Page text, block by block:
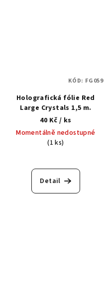
Holografická fólie Red
Large Crystals 1,5 m.
40 Kč / ks
Momentálně nedostupné
(1 ks)
Detail
KÓD: FG059